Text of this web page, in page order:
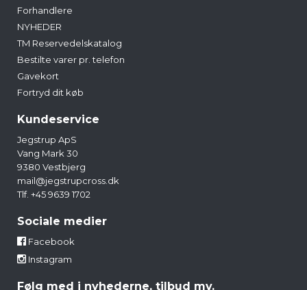
Forhandlere
NYHEDER
TM Reservedelskatalog
Bestilte varer pr. telefon
Gavekort
Fortryd dit køb
Kundeservice
Jegstrup ApS
Vang Mark 30
9380 Vestbjerg
mail@jegstrupcross.dk
Tlf. +45 9639 1702
Sociale medier
Facebook
Instagram
Følg med i nyhederne, tilbud mv.